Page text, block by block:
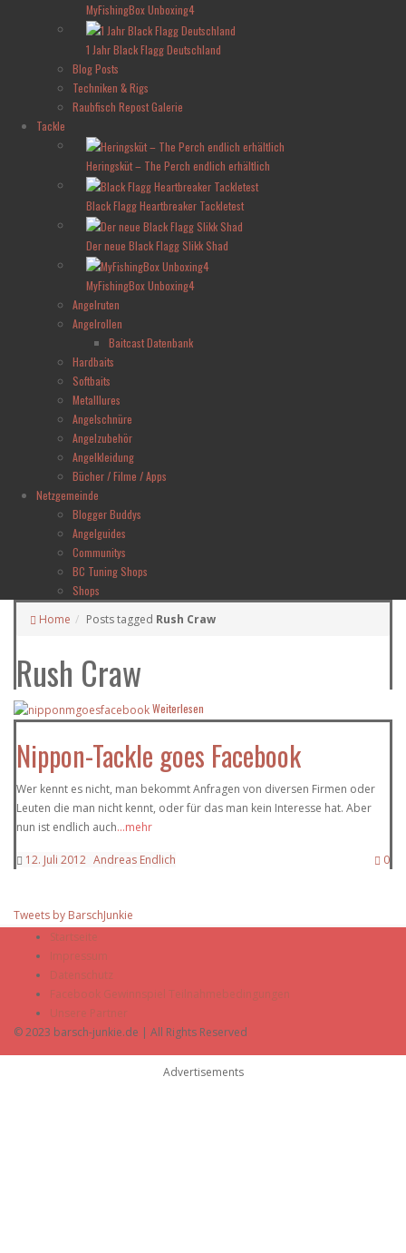
MyFishingBox Unboxing4
1 Jahr Black Flagg Deutschland
Blog Posts
Techniken & Rigs
Raubfisch Repost Galerie
Tackle
Heringsküt – The Perch endlich erhältlich
Black Flagg Heartbreaker Tackletest
Der neue Black Flagg Slikk Shad
MyFishingBox Unboxing4
Angelruten
Angelrollen
Baitcast Datenbank
Hardbaits
Softbaits
Metalllures
Angelschnüre
Angelzubehör
Angelkleidung
Bücher / Filme / Apps
Netzgemeinde
Blogger Buddys
Angelguides
Communitys
BC Tuning Shops
Shops
Home
Posts tagged Rush Craw
Rush Craw
Weiterlesen
Nippon-Tackle goes Facebook
Wer kennt es nicht, man bekommt Anfragen von diversen Firmen oder
Leuten die man nicht kennt, oder für das man kein Interesse hat. Aber
nun ist endlich auch...mehr
12. Juli 2012 Andreas Endlich 0
Tweets by BarschJunkie
Startseite
Impressum
Datenschutz
Facebook Gewinnspiel Teilnahmebedingungen
Unsere Partner
© 2023 barsch-junkie.de | All Rights Reserved
Advertisements